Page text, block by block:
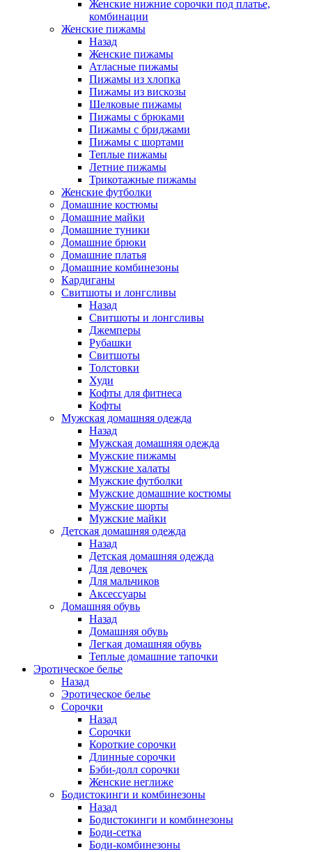
Женские нижние сорочки под платье,
комбинации
Женские пижамы
Назад
Женские пижамы
Атласные пижамы
Пижамы из хлопка
Пижамы из вискозы
Шелковые пижамы
Пижамы с брюками
Пижамы с бриджами
Пижамы с шортами
Теплые пижамы
Летние пижамы
Трикотажные пижамы
Женские футболки
Домашние костюмы
Домашние майки
Домашние туники
Домашние брюки
Домашние платья
Домашние комбинезоны
Кардиганы
Свитшоты и лонгсливы
Назад
Свитшоты и лонгсливы
Джемперы
Рубашки
Свитшоты
Толстовки
Худи
Кофты для фитнеса
Кофты
Мужская домашняя одежда
Назад
Мужская домашняя одежда
Мужские пижамы
Мужские халаты
Мужские футболки
Мужские домашние костюмы
Мужские шорты
Мужские майки
Детская домашняя одежда
Назад
Детская домашняя одежда
Для девочек
Для мальчиков
Аксессуары
Домашняя обувь
Назад
Домашняя обувь
Легкая домашняя обувь
Теплые домашние тапочки
Эротическое белье
Назад
Эротическое белье
Сорочки
Назад
Сорочки
Короткие сорочки
Длинные сорочки
Бэби-долл сорочки
Женские неглиже
Бодистокинги и комбинезоны
Назад
Бодистокинги и комбинезоны
Боди-сетка
Боди-комбинезоны